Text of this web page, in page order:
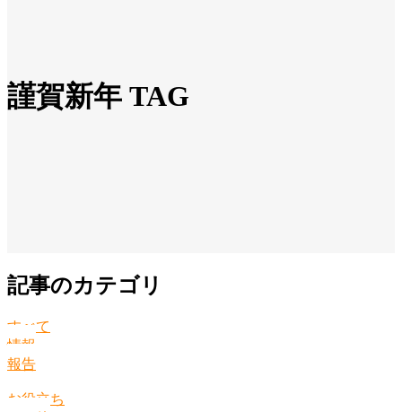
謹賀新年 TAG
記事のカテゴリ
すべて
情報
報告
お役立ち